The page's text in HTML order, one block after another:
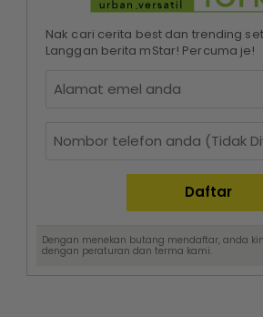
Nak cari cerita best dan trending
Langgan berita mStar! Percuma je!
Dengan menekan butang mendaftar, anda
dengan peraturan dan terma kami.